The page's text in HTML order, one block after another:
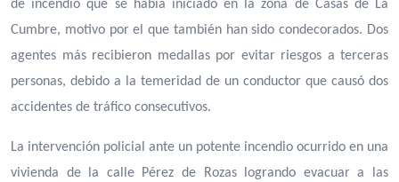
de incendio que se había iniciado en la zona de Casas de La
Cumbre, motivo por el que también han sido condecorados. Dos
agentes más recibieron medallas por evitar riesgos a terceras
personas, debido a la temeridad de un conductor que causó dos
accidentes de tráfico consecutivos.
La intervención policial ante un potente incendio ocurrido en una
vivienda de la calle Pérez de Rozas logrando evacuar a las